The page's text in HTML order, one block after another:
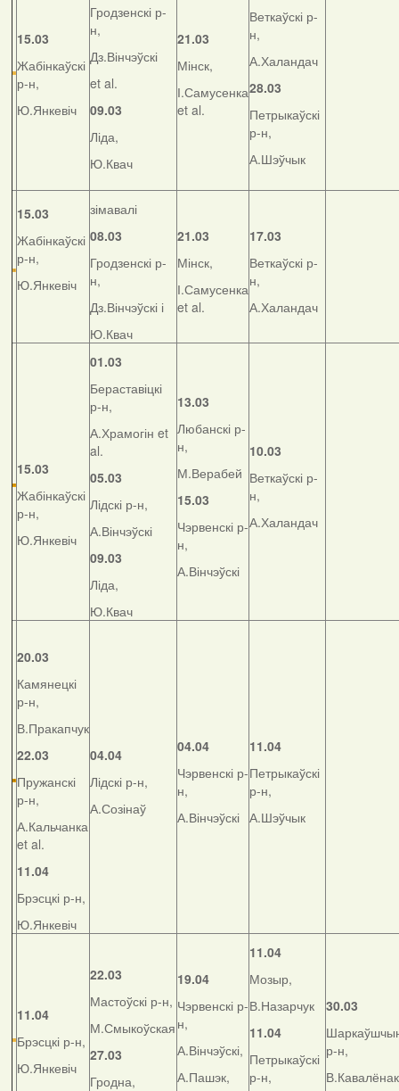
15.03
Жабінкаўскі
р-н,
Ю.Янкевіч
Гродзенскі р-
н,
Дз.Вінчэўскі
et al.
09.03
Ліда,
Ю.Квач
21.03
Мінск,
І.Самусенка
et al.
Веткаўскі р-
н,
А.Халандач
28.03
Петрыкаўскі
р-н,
А.Шэўчык
15.03
Жабінкаўскі
р-н,
Ю.Янкевіч
зімавалі
08.03
Гродзенскі р-
н,
Дз.Вінчэўскі і
Ю.Квач
21.03
Мінск,
І.Самусенка
et al.
17.03
Веткаўскі р-
н,
А.Халандач
15.03
Жабінкаўскі
р-н,
Ю.Янкевіч
01.03
Бераставіцкі
р-н,
А.Храмогін et
al.
05.03
Лідскі р-н,
А.Вінчэўскі
09.03
Ліда,
Ю.Квач
13.03
Любанскі р-
н,
М.Верабей
15.03
Чэрвенскі р-
н,
А.Вінчэўскі
10.03
Веткаўскі р-
н,
А.Халандач
20.03
Камянецкі
р-н,
В.Пракапчук
22.03
Пружанскі
р-н,
А.Кальчанка
et al.
11.04
Брэсцкі р-н,
Ю.Янкевіч
04.04
Лідскі р-н,
А.Созінаў
04.04
Чэрвенскі р-
н,
А.Вінчэўскі
11.04
Петрыкаўскі
р-н,
А.Шэўчык
11.04
Брэсцкі р-н,
Ю.Янкевіч
22.03
Мастоўскі р-н,
М.Смыкоўская
27.03
Гродна,
19.04
Чэрвенскі р-
н,
А.Вінчэўскі,
А.Пашэк,
11.04
Мозыр,
В.Назарчук
11.04
Петрыкаўскі
р-н,
30.03
р-н,
В.Кавалёнак